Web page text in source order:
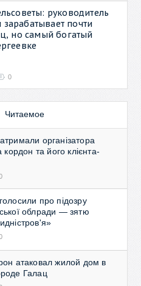
руководитель
почти
но самый богатый
0
Читаемое
організатора
кордон та його клієнта-
про підозру
облради — зятю
атаковал жилой дом в
Галац